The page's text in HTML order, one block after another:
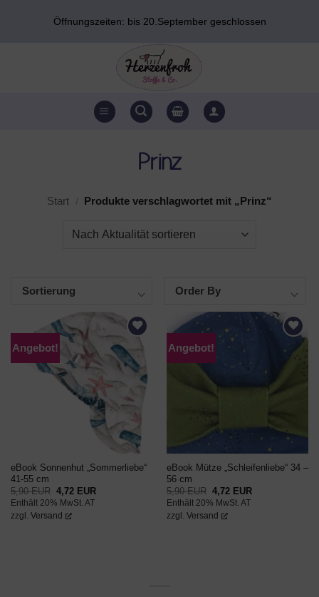
Öffnungszeiten: bis 20.September geschlossen
Prinz
Start Produkte verschlagwortet mit „Prinz“
Sortierung Order By
Angebot!
AUF DEN
WUNSCHZETTEL
eBook Sonnenhut „Sommerliebe“
41-55 cm
5,90EUR Ursprünglicher
Preis
war:
5,90 EUR
4,72 EURAktueller
Enthält 20% MwSt. AT
zzgl. Versand
Angebot!
AUF DEN
WUNSCHZETTEL
eBook Mütze „Schleifenliebe“ 34 –
56 cm
5,90EUR Ursprünglicher
Preis
war:
5,90 EUR
4,72 EURAktueller
Enthält 20% MwSt. AT
zzgl. Versand